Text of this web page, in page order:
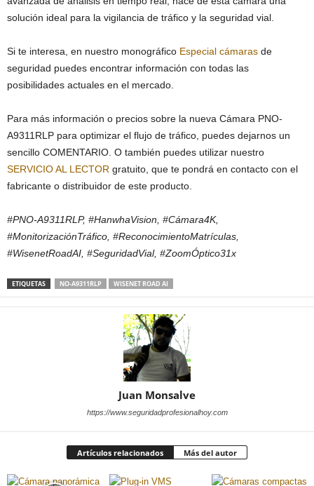
solución ideal para la vigilancia de tráfico y la seguridad vial.
Si te interesa, en nuestro monográfico Especial cámaras de
seguridad puedes encontrar información con todas las
posibilidades actuales en el mercado.
Para más información o precios sobre la nueva Cámara PNO-
A9311RLP para optimizar el flujo de tráfico, puedes dejarnos un
sencillo COMENTARIO. O también puedes utilizar nuestro
SERVICIO AL LECTOR gratuito, que te pondrá en contacto con el
fabricante o distribuidor de este producto.
#PNO-A9311RLP, #HanwhaVision, #Cámara4K,
#MonitorizaciónTráfico, #ReconocimientoMatrículas,
#WisenetRoadAI, #SeguridadVial, #ZoomÓptico31x
ETIQUETAS NO-A9311RLP WISENET ROAD AI
Juan Monsalve
https://www.seguridadprofesionalhoy.com
Artículos relacionados Más del autor